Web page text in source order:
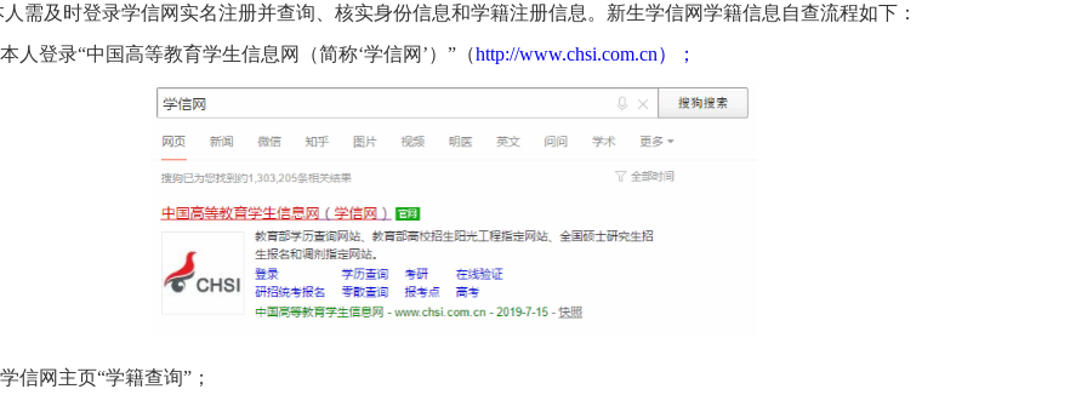
需及时登录学信网实名注册并查询、核实身份信息和学籍注册信息。新生学信网学籍信息自查流程如下：
人登录“中国高等教育学生信息网（简称‘学信网’）”（http://www.chsi.com.cn）；
信网主页“学籍查询”；